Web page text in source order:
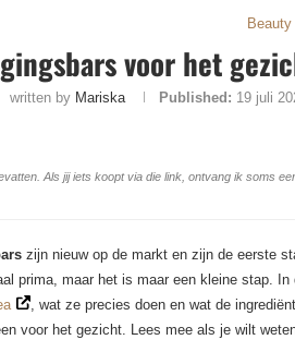
Beauty
voor het
written by Mariska Published: 19 juli
Als jij iets koopt via die link, ontvang ik soms
zijn nieuw op de markt en zijn de eerste
prima, maar het is maar een kleine stap.
, wat ze precies doen en wat de
voor het gezicht. Lees mee als je wilt